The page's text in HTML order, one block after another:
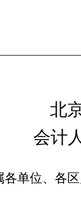
北
会计
各单位、各